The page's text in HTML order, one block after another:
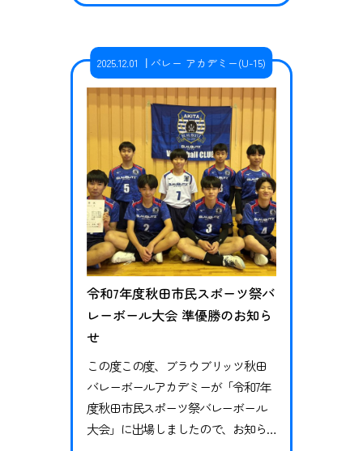
す。 予選リーグ vs 藤間（福島県）0ｰ
（秋田県）2-0（25-19、25-21）勝利 vs
TEAM i（宮城県）2-0（25-24、25-23）
勝利 決勝トーナメント v…
2025.12.01 バレー アカデミー(U-15)
令和7年度秋田市民スポーツ祭バ
レーボール大会 準優勝のお知ら
せ
この度この度、ブラウブリッツ秋田
バレーボールアカデミーが「令和7年
度秋田市民スポーツ祭バレーボール
大会」に出場しましたので、お知ら